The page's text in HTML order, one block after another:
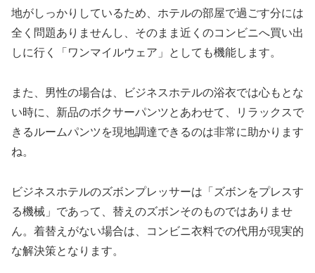
地がしっかりしているため、ホテルの部屋で過ごす分には
全く問題ありませんし、そのまま近くのコンビニへ買い出
しに行く「ワンマイルウェア」としても機能します。
また、男性の場合は、ビジネスホテルの浴衣では心もとな
い時に、新品のボクサーパンツとあわせて、リラックスで
きるルームパンツを現地調達できるのは非常に助かります
ね。
ビジネスホテルのズボンプレッサーは「ズボンをプレスす
る機械」であって、替えのズボンそのものではありませ
ん。着替えがない場合は、コンビニ衣料での代用が現実的
な解決策となります。